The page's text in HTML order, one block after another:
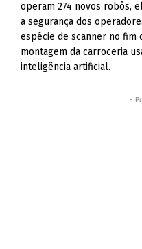
operam 274 novos robôs,
a segurança dos
espécie de scanner no fim
montagem da carroceria
inteligência artificial.
-